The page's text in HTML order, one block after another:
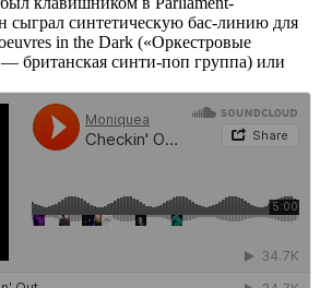
сыграл синтетическую бас-линию для
in the Dark («Оркестровые
британская синти-поп группа) или